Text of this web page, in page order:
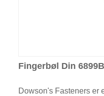
Fingerbøl Din 6899B
Dowson's Fasteners er